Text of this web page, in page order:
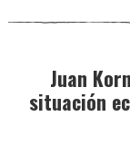
Juan
situación